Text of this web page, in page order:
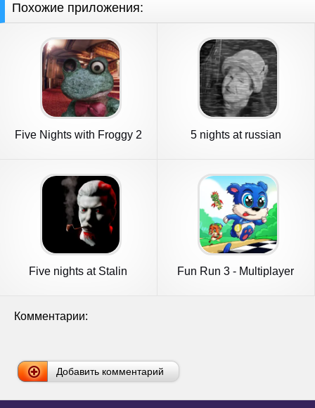
Похожие приложения:
Five Nights with Froggy 2
5 nights at russian
Five nights at Stalin
Fun Run 3 - Multiplayer
Комментарии:
Добавить комментарий